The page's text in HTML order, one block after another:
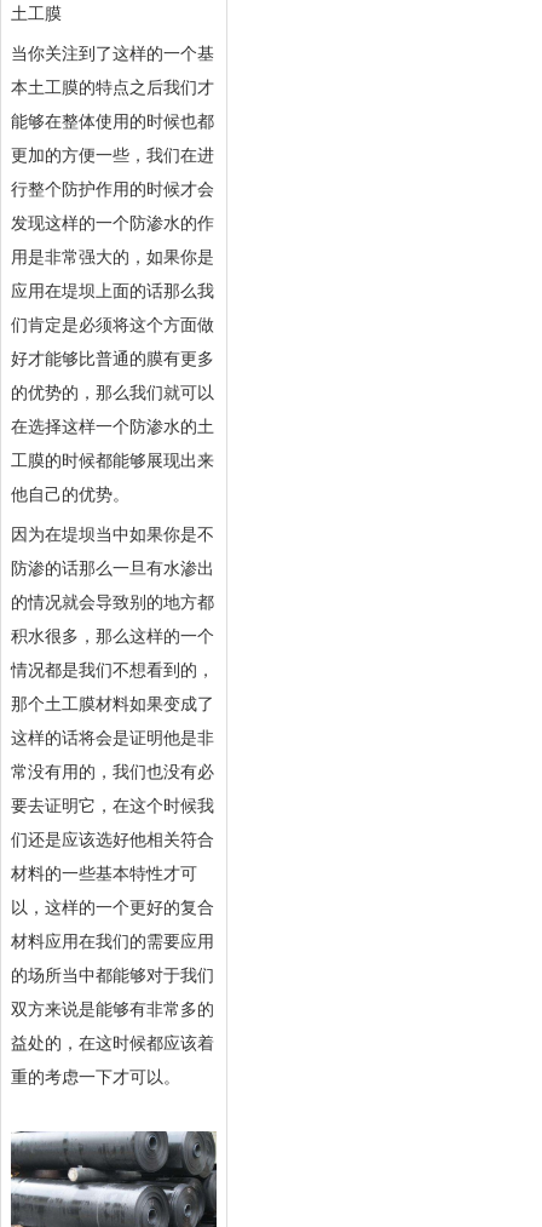
土工膜
当你关注到了这样的一个基
本土工膜的特点之后我们才
能够在整体使用的时候也都
更加的方便一些，我们在进
行整个防护作用的时候才会
发现这样的一个防渗水的作
用是非常强大的，如果你是
应用在堤坝上面的话那么我
们肯定是必须将这个方面做
好才能够比普通的膜有更多
的优势的，那么我们就可以
在选择这样一个防渗水的土
工膜的时候都能够展现出来
他自己的优势。
因为在堤坝当中如果你是不
防渗的话那么一旦有水渗出
的情况就会导致别的地方都
积水很多，那么这样的一个
情况都是我们不想看到的，
那个土工膜材料如果变成了
这样的话将会是证明他是非
常没有用的，我们也没有必
要去证明它，在这个时候我
们还是应该选好他相关符合
材料的一些基本特性才可
以，这样的一个更好的复合
材料应用在我们的需要应用
的场所当中都能够对于我们
双方来说是能够有非常多的
益处的，在这时候都应该着
重的考虑一下才可以。